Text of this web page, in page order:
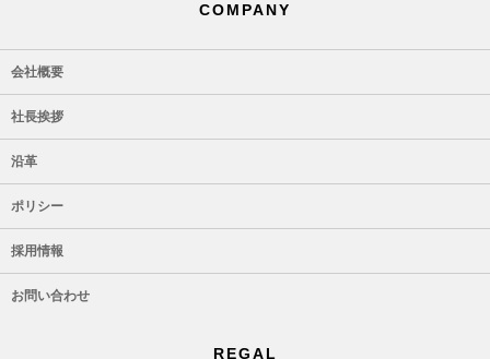
COMPANY
会社概要
社長挨拶
沿革
ポリシー
採用情報
お問い合わせ
REGAL